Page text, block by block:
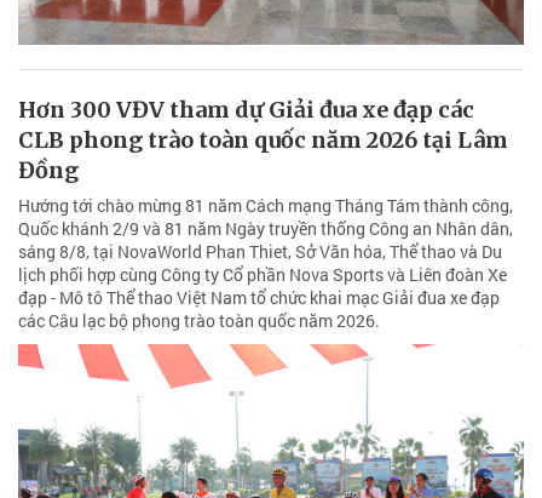
Hơn 300 VĐV tham dự Giải đua xe đạp các
CLB phong trào toàn quốc năm 2026 tại Lâm
Đồng
Hướng tới chào mừng 81 năm Cách mạng Tháng Tám thành công,
Quốc khánh 2/9 và 81 năm Ngày truyền thống Công an Nhân dân,
sáng 8/8, tại NovaWorld Phan Thiet, Sở Văn hóa, Thể thao và Du
lịch phối hợp cùng Công ty Cổ phần Nova Sports và Liên đoàn Xe
đạp - Mô tô Thể thao Việt Nam tổ chức khai mạc Giải đua xe đạp
các Câu lạc bộ phong trào toàn quốc năm 2026.